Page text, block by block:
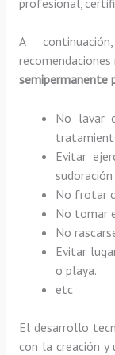
A
semipermanente
No lavar
Evitar
sudoración
No frotar
No tomar
No
Evitar
o playa.
etc
El desarrollo
con la creación y